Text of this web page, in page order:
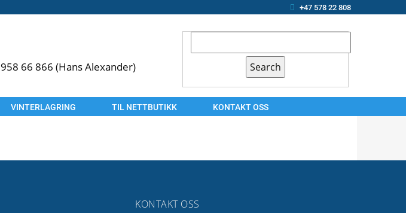
+47 578 22 808
958 66 866 (Hans Alexander)
VINTERLAGRING TIL NETTBUTIKK
KONTAKT OSS
KONTAKT OSS